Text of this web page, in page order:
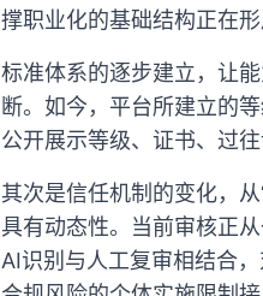
撑职业化的基础结构正在形
标准体系的逐步建立，让
断。如今，平台所建立的
公开展示等级、证书、过
其次是信任机制的变化，
具有动态性。当前审核正
AI识别与人工复审相结合